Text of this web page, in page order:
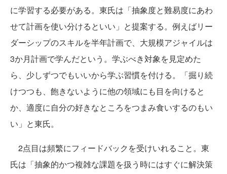
に学習する必要がある。東氏は「抽象度と難易度にあわ
せて計画を使い分けるといい」と提案する。例えばリー
ダーシップのスキルを半年計画で、大規模アジャイルは
3か月計画で学んだという。学ぶべき対象を見定めた
ら、少しずつでもいいから学ぶ習慣を付ける。「掘り続
けつつも、飽きないように他の領域にも目を向けると
か、適度に自分の好きなところをつまみ食いするのもい
い」と東氏。
2点目は頻繁にフィードバックを受けいれること。東
氏は「抽象的かつ複雑な課題を扱う時にはすぐに解決策